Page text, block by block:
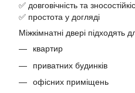
✅ довговічність та
✅ простота у догляді
Міжкімнатні двері підходять
квартир
приватних будинків
офісних приміщень